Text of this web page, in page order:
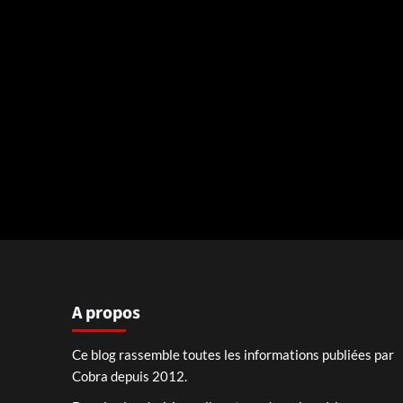
A propos
Ce blog rassemble toutes les informations publiées par
Cobra depuis 2012.